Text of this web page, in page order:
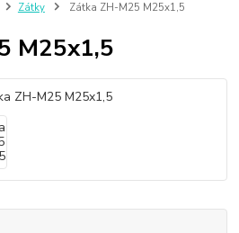
Zátky Zátka ZH-M25 M25x1,5
M25x1,5